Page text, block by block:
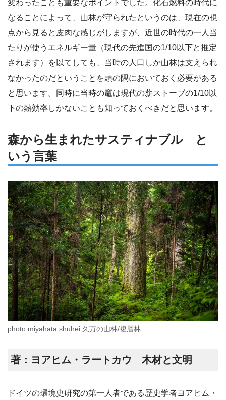
変わったことも重要なポイントでした。化石燃料の時代に
なることによって、山林が守られたというのは、現在の視
点から見ると皮肉な感じがしますが、近世の時代の一人当
たりが使うエネルギー量（現代の先進国の1/10以下と推定
されます）を以てしても、当時の人口しか山林は支えられ
なかったのだということを頭の隅においておく必要がある
と思います。同時に当時の竈は現代の薪ストーブの1/10以
下の熱効率しかないことも知っておくべきだと思います。
森から生まれたサスティナブル と
いう言葉
photo miyahata shuhei 久万の山林/複層林
著：ヨアヒム・ラートカウ 木材と文明
ドイツの環境史研究の第一人者である歴史学者ヨアヒム・